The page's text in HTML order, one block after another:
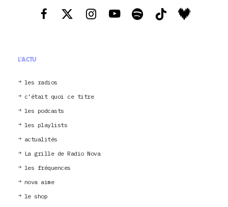
L'ACTU
les radios
c’était quoi ce titre
les podcasts
les playlists
actualités
La grille de Radio Nova
les fréquences
nova aime
le shop